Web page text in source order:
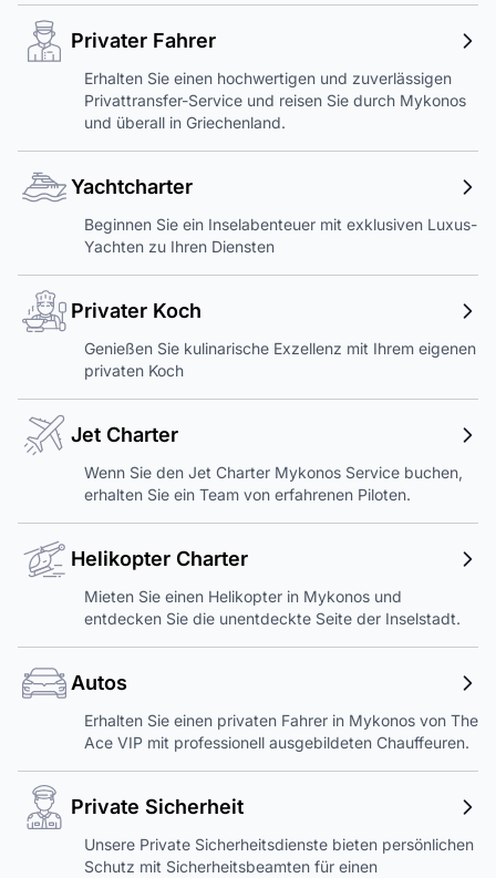
Privater Fahrer
Erhalten Sie einen hochwertigen und zuverlässigen
Privattransfer-Service und reisen Sie durch Mykonos
und überall in Griechenland.
Yachtcharter
Beginnen Sie ein Inselabenteuer mit exklusiven Luxus-
Yachten zu Ihren Diensten
Privater Koch
Genießen Sie kulinarische Exzellenz mit Ihrem eigenen
privaten Koch
Jet Charter
Wenn Sie den Jet Charter Mykonos Service buchen,
erhalten Sie ein Team von erfahrenen Piloten.
Helikopter Charter
Mieten Sie einen Helikopter in Mykonos und
entdecken Sie die unentdeckte Seite der Inselstadt.
Autos
Erhalten Sie einen privaten Fahrer in Mykonos von The
Ace VIP mit professionell ausgebildeten Chauffeuren.
Private Sicherheit
Unsere Private Sicherheitsdienste bieten persönlichen
Schutz mit Sicherheitsbeamten für einen